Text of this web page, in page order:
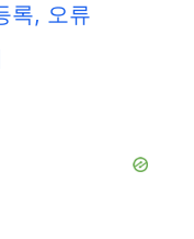
록, 오류